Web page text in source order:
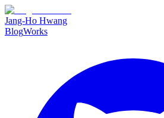
Jang-Ho Hwang
BlogWorks